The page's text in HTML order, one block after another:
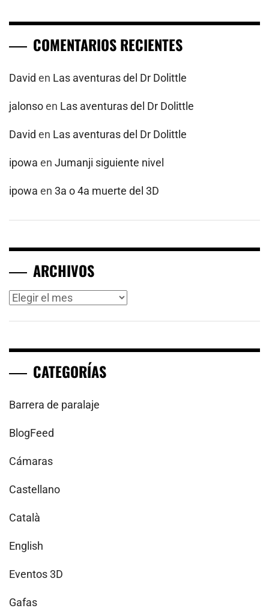
COMENTARIOS RECIENTES
David en Las aventuras del Dr Dolittle
jalonsoen Las aventuras del Dr Dolittle
David en Las aventuras del Dr Dolittle
ipowa en Jumanji siguiente nivel
ipowa en 3a o 4a muerte del 3D
ARCHIVOS
Archivos
CATEGORÍAS
Barrera de paralaje
BlogFeed
Cámaras
Castellano
Català
English
Eventos 3D
Gafas